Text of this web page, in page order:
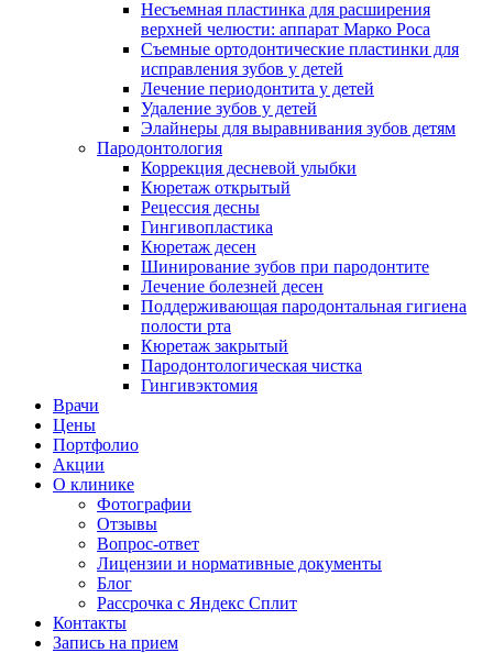
Несъемная пластинка для расширения
верхней челюсти: аппарат Марко Роса
Съемные ортодонтические пластинки для
исправления зубов у детей
Лечение периодонтита у детей
Удаление зубов у детей
Элайнеры для выравнивания зубов детям
Пародонтология
Коррекция десневой улыбки
Кюретаж открытый
Рецессия десны
Гингивопластика
Кюретаж десен
Шинирование зубов при пародонтите
Лечение болезней десен
Поддерживающая пародонтальная гигиена
полости рта
Кюретаж закрытый
Пародонтологическая чистка
Гингивэктомия
Врачи
Цены
Портфолио
Акции
О клинике
Фотографии
Отзывы
Вопрос-ответ
Лицензии и нормативные документы
Блог
Рассрочка с Яндекс Сплит
Контакты
Запись на прием